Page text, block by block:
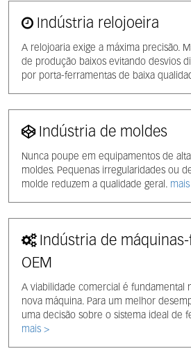
Indústria relojoeira
A relojoaria exige a máxima precisão.
de produção baixos evitando desvios
por porta-ferramentas de baixa
Indústria de moldes
Nunca poupe em equipamentos de
moldes. Pequenas irregularidades ou
molde reduzem a qualidade geral.
Indústria de
OEM
A viabilidade comercial é fundamental
nova máquina. Para um melhor
uma decisão sobre o sistema ideal de
mais >